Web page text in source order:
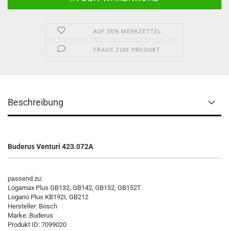
AUF DEN MERKZETTEL
FRAGE ZUM PRODUKT
Beschreibung
Buderus Venturi 423.072A
passend zu:
Logamax Plus GB132, GB142, GB152, GB152T
Logano Plus KB192I, GB212
Hersteller: Bosch
Marke: Buderus
Produkt ID: 7099020